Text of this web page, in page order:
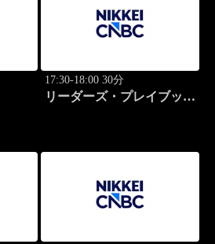
17:30-18:00 30分
リーダーズ・プレイブック